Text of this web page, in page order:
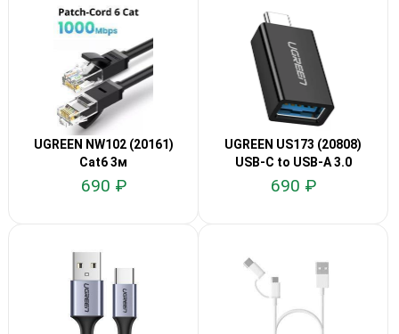
UGREEN NW102 (20161)
Cat6 3м
690 ₽
UGREEN US173 (20808)
USB-C to USB-A 3.0
690 ₽